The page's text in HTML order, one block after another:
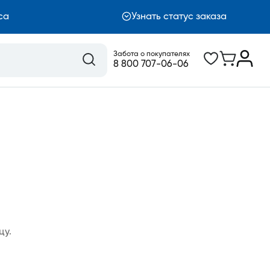
Узнать статус заказа
Забота о покупателях
8 800 707-06-06